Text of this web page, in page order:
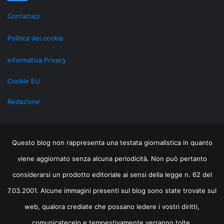
LiveOps
Contattaci
Politica dei cookie
Informativa Privacy
Cookie EU
Redazione
Questo blog non rappresenta una testata giornalistica in quanto
viene aggiornato senza alcuna periodicità. Non può pertanto
considerarsi un prodotto editoriale ai sensi della legge n. 62 del
7.03.2001. Alcune immagini presenti sul blog sono state trovate sul
web, qualora crediate che possano ledere i vostri diritti,